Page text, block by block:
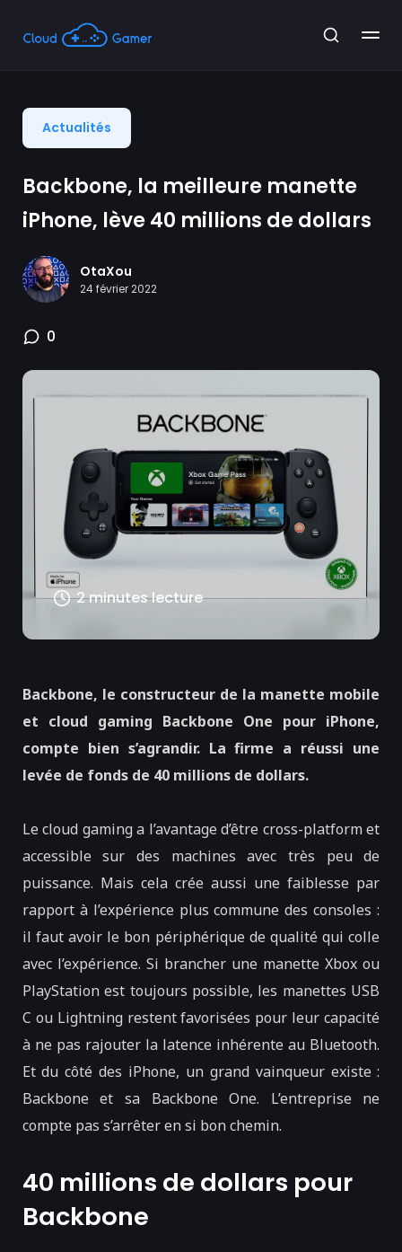
Actualités
Backbone, la meilleure manette
iPhone, lève 40 millions de dollars
OtaXou
24 février 2022
0
2 minutes lecture
Backbone, le constructeur de la manette mobile
et cloud gaming Backbone One pour iPhone,
compte bien s’agrandir. La firme a réussi une
levée de fonds de 40 millions de dollars.
Le cloud gaming a l’avantage d’être cross-platform et
accessible sur des machines avec très peu de
puissance. Mais cela crée aussi une faiblesse par
rapport à l’expérience plus commune des consoles :
il faut avoir le bon périphérique de qualité qui colle
avec l’expérience. Si brancher une manette Xbox ou
PlayStation est toujours possible, les manettes USB
C ou Lightning restent favorisées pour leur capacité
à ne pas rajouter la latence inhérente au Bluetooth.
Et du côté des iPhone, un grand vainqueur existe :
Backbone et sa Backbone One. L’entreprise ne
compte pas s’arrêter en si bon chemin.
40 millions de dollars pour
Backbone